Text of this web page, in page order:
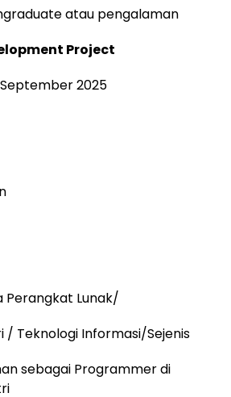
atau pengalaman
Project
2025
Perangkat Lunak/
/ Teknologi Informasi/Sejenis
sebagai Programmer di